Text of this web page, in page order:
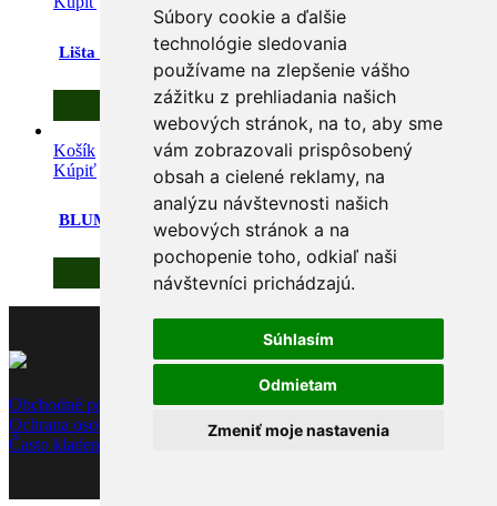
Súbory cookie a ďalšie
technológie sledovania
používame na zlepšenie vášho
zážitku z prehliadania našich
webových stránok, na to, aby sme
vám zobrazovali prispôsobený
obsah a cielené reklamy, na
analýzu návštevnosti našich
webových stránok a na
pochopenie toho, odkiaľ naši
návštevníci prichádzajú.
Súhlasím
Odmietam
Zmeniť moje nastavenia
Lišta ukončovacia k prac.doske 38 ľavá – hliník/nerez
4,60€ s DPH
Košík
Kúpiť
Detaily
BLUM 71B3550 naložený s tlmením skrutka 110°
3,70 € s DPH
Obchodné podmienky
Ochrana osobných údajov
Často kladené otázky